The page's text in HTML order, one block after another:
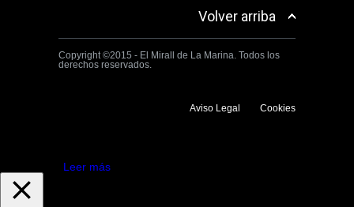
Volver arriba
Copyright ©2015 - El Mirall de La Marina. Todos los
derechos reservados.
Aviso Legal Cookies
Leer más